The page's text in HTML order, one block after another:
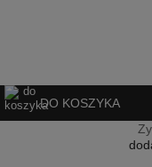
DO KOSZYKA